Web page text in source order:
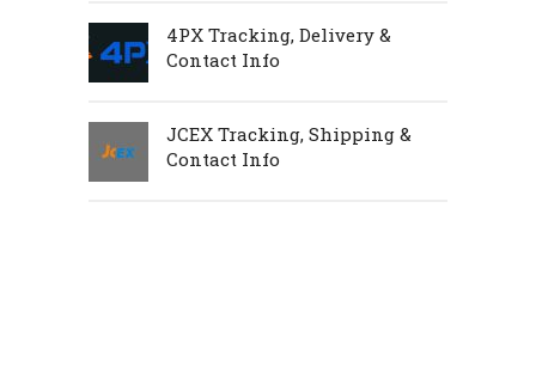
4PX Tracking, Delivery &
Contact Info
JCEX Tracking, Shipping &
Contact Info